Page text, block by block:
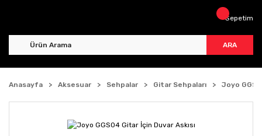
ARA
Sepetim
Anasayfa Aksesuar Sehpalar Gitar Sehpaları Joyo